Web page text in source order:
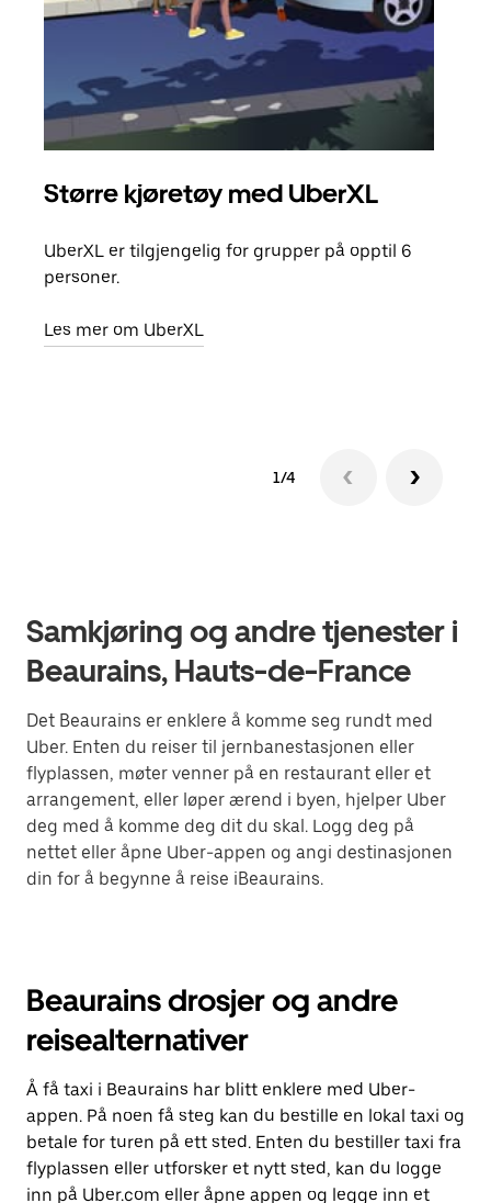
Større kjøretøy med UberXL
UberXL er tilgjengelig for grupper på opptil 6
personer.
Les mer om UberXL
1/4
Samkjøring og andre tjenester i
Beaurains, Hauts-de-France
Det Beaurains er enklere å komme seg rundt med
Uber. Enten du reiser til jernbanestasjonen eller
flyplassen, møter venner på en restaurant eller et
arrangement, eller løper ærend i byen, hjelper Uber
deg med å komme deg dit du skal. Logg deg på
nettet eller åpne Uber-appen og angi destinasjonen
din for å begynne å reise iBeaurains.
Beaurains drosjer og andre
reisealternativer
Å få taxi i Beaurains har blitt enklere med Uber-
appen. På noen få steg kan du bestille en lokal taxi og
betale for turen på ett sted. Enten du bestiller taxi fra
flyplassen eller utforsker et nytt sted, kan du logge
inn på Uber.com eller åpne appen og legge inn et